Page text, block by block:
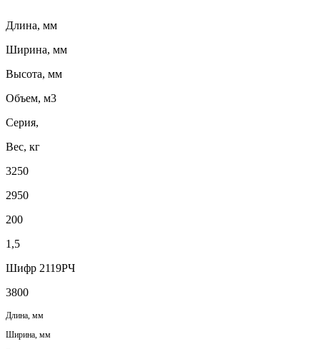
Длина, мм
Ширина, мм
Высота, мм
Объем, м3
Серия,
Вес, кг
3250
2950
200
1,5
Шифр 2119РЧ
3800
Длина, мм
Ширина, мм